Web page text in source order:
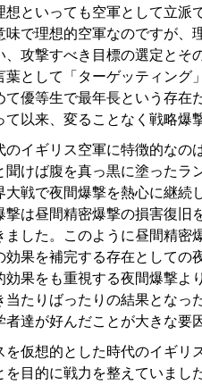
想といっても空軍として立
味で理想的空軍なのですが、
、攻撃すべき目標の選定とそ
葉として「ターゲッティング
て優等生で最年長という存
て以来、変ることなく戦略爆
イギリス空軍に特徴的なの
聞けば腹を真っ黒に塗ったラ
大戦で夜間爆撃を熱心に継続
撃は昼間精密爆撃の損害復旧
ました。このように昼間精密
効果を補完する存在としての
効果をも重視する夜間爆撃
当たりばったりの結果となっ
者達が好んだことが大きな要
仮想的とした時代のイギリ
を目的に戦力を整えていまし